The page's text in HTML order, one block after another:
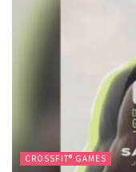
CROSSFIT® GAMES